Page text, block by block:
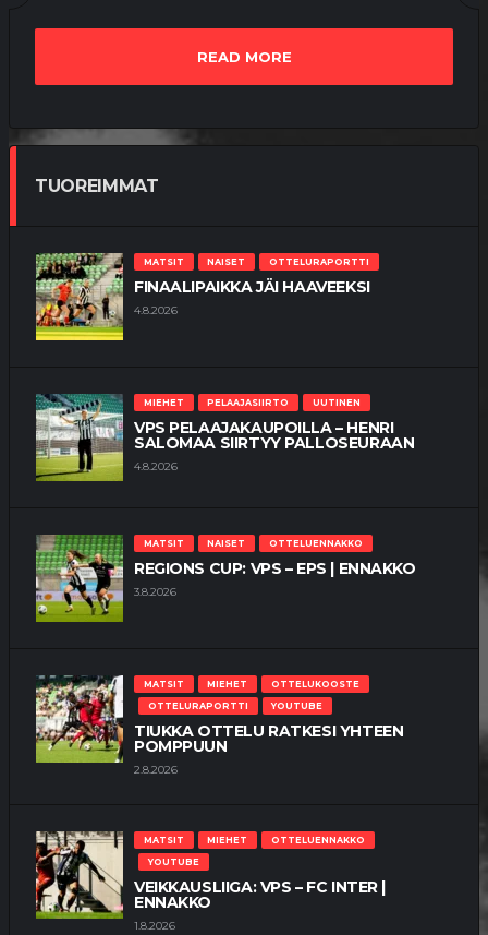
READ MORE
TUOREIMMAT
MATSIT NAISET OTTELURAPORTTI
FINAALIPAIKKA JÄI HAAVEEKSI
4.8.2026
MIEHET PELAAJASIIRTO UUTINEN
VPS PELAAJAKAUPOILLA – HENRI
SALOMAA SIIRTYY PALLOSEURAAN
4.8.2026
MATSIT NAISET OTTELUENNAKKO
REGIONS CUP: VPS – EPS | ENNAKKO
3.8.2026
MATSIT MIEHET
OTTELUKOOSTE
OTTELURAPORTTI
YOUTUBE
TIUKKA OTTELU RATKESI YHTEEN
POMPPUUN
2.8.2026
MATSIT MIEHET
OTTELUENNAKKO
YOUTUBE
VEIKKAUSLIIGA: VPS – FC INTER |
ENNAKKO
1.8.2026